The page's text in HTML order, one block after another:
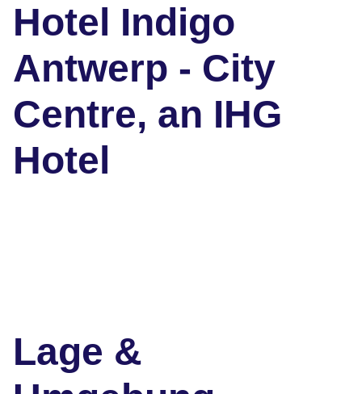
Hotel Indigo
Antwerp - City
Centre, an IHG
Hotel
Lage &